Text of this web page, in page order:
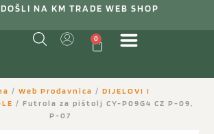
NA KM TRADE WEB SHOP
0
/ Web Prodavnica / DIJELOVI I
/ Futrola za pištolj CY-P09G4 CZ P-09,
P-07